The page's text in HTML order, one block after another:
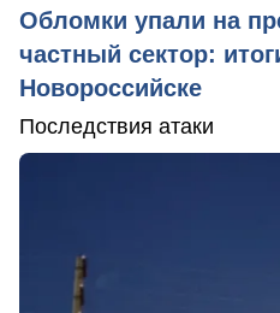
Обломки упали на
частный сектор:
Новороссийске
Последствия атаки